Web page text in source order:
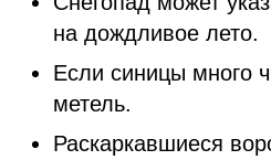
на дождливое лето.
Если синицы много
метель.
Раскаркавшиеся